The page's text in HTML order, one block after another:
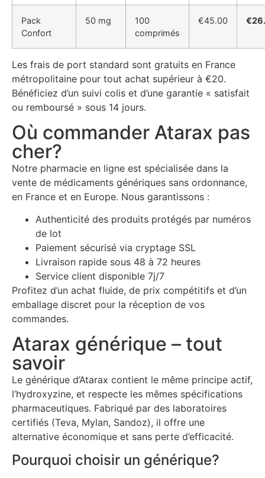
Pack
Confort
50 mg
100
comprimés
€45.00
Les frais de port standard sont gratuits en France
métropolitaine pour tout achat supérieur à €20.
Bénéficiez d’un suivi colis et d’une garantie « satisfait
ou remboursé » sous 14 jours.
Où commander Atarax pas
cher?
Notre pharmacie en ligne est spécialisée dans la
vente de médicaments génériques sans ordonnance,
en France et en Europe. Nous garantissons :
Authenticité des produits protégés par numéros
de lot
Paiement sécurisé via cryptage SSL
Livraison rapide sous 48 à 72 heures
Service client disponible 7j/7
Profitez d’un achat fluide, de prix compétitifs et d’un
emballage discret pour la réception de vos
commandes.
Atarax générique – tout
savoir
Le générique d’Atarax contient le même principe actif,
l’hydroxyzine, et respecte les mêmes spécifications
pharmaceutiques. Fabriqué par des laboratoires
certifiés (Teva, Mylan, Sandoz), il offre une
alternative économique et sans perte d’efficacité.
Pourquoi choisir un générique?